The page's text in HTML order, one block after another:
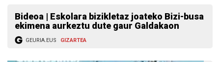
Bideoa | Eskolara bizikletaz joateko Bizi-busa
ekimena aurkeztu dute gaur Galdakaon
GEURIA.EUS GIZARTEA